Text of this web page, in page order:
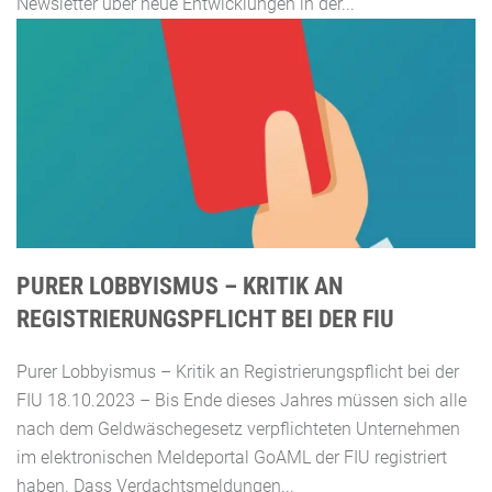
PURER LOBBYISMUS – KRITIK AN
REGISTRIERUNGSPFLICHT BEI DER FIU
Purer Lobbyismus – Kritik an Registrierungspflicht bei der
FIU 18.10.2023 – Bis Ende dieses Jahres müssen sich alle
nach dem Geldwäschegesetz verpflichteten Unternehmen
im elektronischen Meldeportal GoAML der FIU registriert
haben. Dass Verdachtsmeldungen...